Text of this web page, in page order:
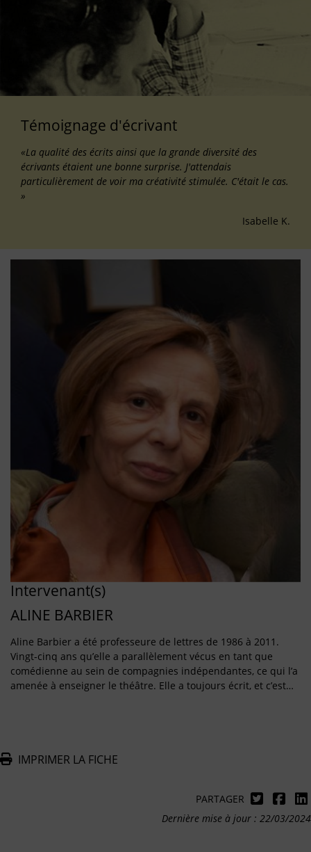
Témoignage d'écrivant
«La qualité des écrits ainsi que la grande diversité des
écrivants étaient une bonne surprise. J'attendais
particulièrement de voir ma créativité stimulée. C'était le cas.
»
Isabelle K.
Intervenant(s)
ALINE BARBIER
Aline Barbier a été professeure de lettres de 1986 à 2011.
Vingt-cinq ans qu’elle a parallèlement vécus en tant que
comédienne au sein de compagnies indépendantes, ce qui l’a
amenée à enseigner le théâtre. Elle a toujours écrit, et c’est…
IMPRIMER LA FICHE
PARTAGER
Dernière mise à jour : 22/03/2024